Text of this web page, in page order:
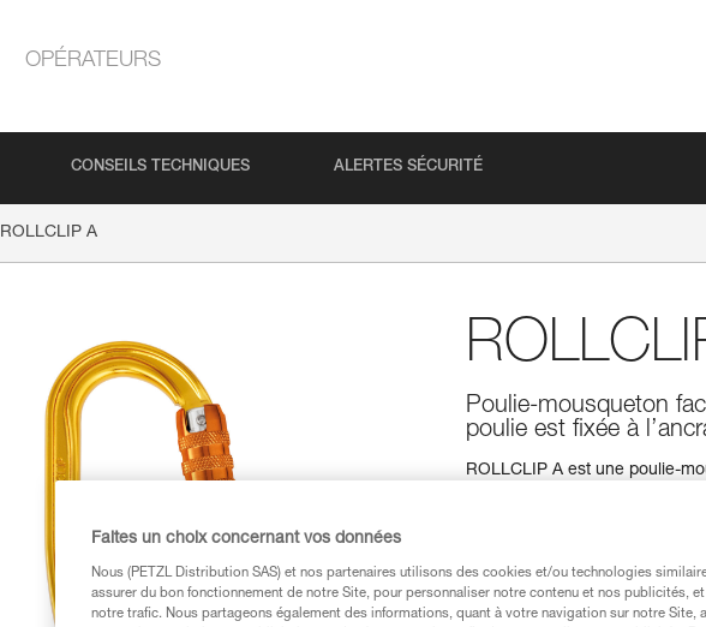
OPÉRATEURS
CONSEILS TECHNIQUES ALERTES SÉCURITÉ
ROLLCLIP A
Poulie-mousqueton
poulie est fixée à
ROLLCLIP A est une poulie-
l’installation de la corde
système de verrouillage
ROLLCLIP A peut être
mousqueton selon le grand
l'appareil.
Faites un choix concernant vos données
Nous (PETZL Distribution SAS) et nos partenaires utilisons des cookies et/ou technologies
assurer du bon fonctionnement de notre Site, pour personnaliser notre contenu et nos publicités,
notre trafic. Nous partageons également des informations, quant à votre navigation sur notre Site,